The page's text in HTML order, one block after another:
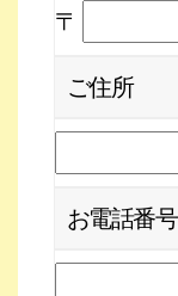
〒
ご住所
お電話番号